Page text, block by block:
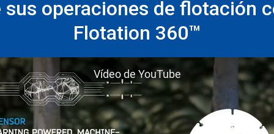
sus operaciones de flotación
Flotation 360™
Vídeo de YouTube